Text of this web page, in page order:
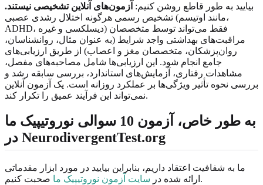
بیایید به طور قاطع روشن کنیم: آزمون‌های آنلاین تشخیصی نیستند.
تشخیص رسمی هرگونه اختلال رشدی عصبی (مانند اوتیسم،
ADHD، دیسلکسی و غیره) فقط می‌تواند توسط متخصصان
مراقبت‌های بهداشتی واجد شرایط (به عنوان مثال، روانشناسان،
روان‌پزشکان، متخصصان مغز و اعصاب) از طریق ارزیابی‌های
جامع انجام شود. این ارزیابی‌ها شامل مصاحبه‌های مفصل،
مشاهدات رفتاری، آزمایش‌های استاندارد، بررسی سابقه رشد و
بررسی نحوه تأثیر ویژگی‌ها بر عملکرد روزانه است. یک آزمون آنلاین
نمی‌تواند این فرآیند عمیق را تکرار کند.
به طور خاص، آزمون 10 سوالی نوروتیپیک ما
در NeurodivergentTest.org
ما به شفافیت اعتقاد داریم، بنابراین بیایید در مورد ابزار مقدماتی
ارائه شده در سایت آزمون نوروتیپیک ما صحبت کنیم.